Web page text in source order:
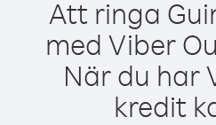
Att ringa
med Viber
När du har
kredit